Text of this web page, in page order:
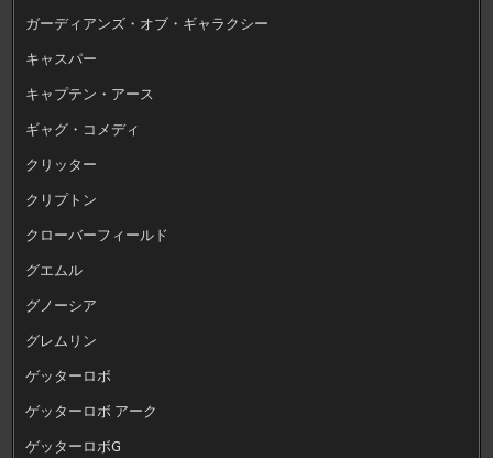
ガーディアンズ・オブ・ギャラクシー
キャスパー
キャプテン・アース
ギャグ・コメディ
クリッター
クリプトン
クローバーフィールド
グエムル
グノーシア
グレムリン
ゲッターロボ
ゲッターロボ アーク
ゲッターロボG